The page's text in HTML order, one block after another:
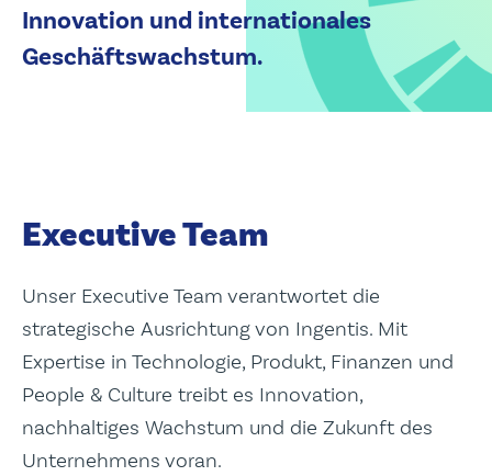
Innovation und internationales
Geschäftswachstum.
Executive Team
Unser Executive Team verantwortet die
strategische Ausrichtung von Ingentis. Mit
Expertise in Technologie, Produkt, Finanzen und
People & Culture treibt es Innovation,
nachhaltiges Wachstum und die Zukunft des
Unternehmens voran.